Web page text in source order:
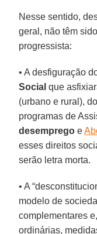
Nesse sentido,
geral, não têm
progressista:
• A desfiguração
Social que
(urbano e rural),
programas de
desemprego e
esses direitos
serão letra morta.
• A
modelo de
complementares
ordinárias,